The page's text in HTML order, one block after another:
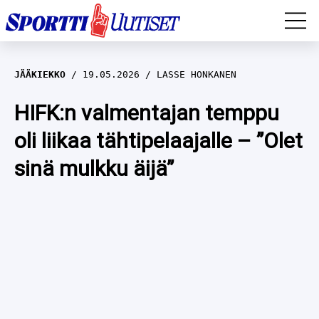
EM-YLEISURHEILU
JÄÄKIEKKO
YLEISURHEILU
WILMA HELTELÄ
TALVILAJIT
JÄÄKIEKKO 19.05.2026 LASSE HONKANEN
HIFK:n valmentajan temppu
oli liikaa tähtipelaajalle – ”Olet
sinä mulkku äijä”